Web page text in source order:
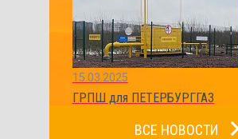
15.03.2025
ГРПШ для ПЕТЕРБУРГГАЗ
ВСЕ НОВОСТИ